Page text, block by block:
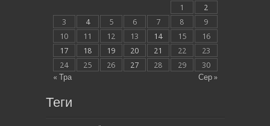
« Тра Сер »
1
2
3
4 5 6 7 8
9
10
11 12 13 14 15
16
17
18 19 20 21 22
23
24
25 26 27 28 29 30
Теги